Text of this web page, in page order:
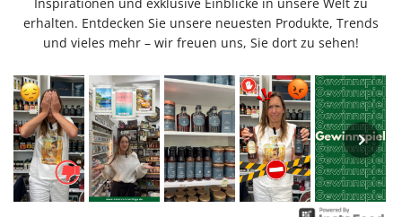
erhalten. Entdecken Sie unsere neuesten Produkte, Trends
und vieles mehr – wir freuen uns, Sie dort zu sehen!